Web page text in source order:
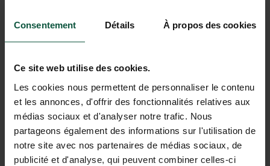
Consentement Détails À propos des cookies
Ce site web utilise des cookies.
Les cookies nous permettent de personnaliser le contenu
et les annonces, d'offrir des fonctionnalités relatives aux
médias sociaux et d'analyser notre trafic. Nous
partageons également des informations sur l'utilisation de
notre site avec nos partenaires de médias sociaux, de
publicité et d'analyse, qui peuvent combiner celles-ci
VAKANTIEDROMEN KOMEN
UIT BIJ LANDES SUD